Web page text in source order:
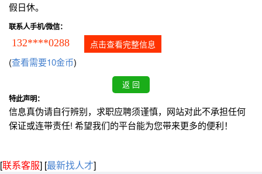
假日休。
联系人手机/微信：
132****0288 点击查看完整信息
(查看需要10金币)
特此声明：
信息真伪请自行辨别，求职应聘须谨慎，网站对此不承担任何
保证或连带责任! 希望我们的平台能为您带来更多的便利！
[联系客服] [最新找人才]